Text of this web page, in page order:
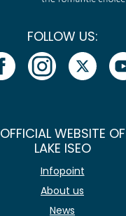
FOLLOW US:
OFFICIAL WEBSITE OF
LAKE ISEO
Infopoint
About us
News